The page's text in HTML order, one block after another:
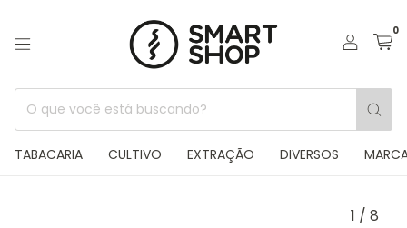
0
TABACARIA CULTIVO EXTRAÇÃO DIVERSOS
1 / 8